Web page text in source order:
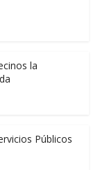
la
Públicos